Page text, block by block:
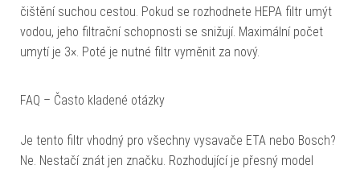
čištění suchou cestou. Pokud se rozhodnete HEPA filtr umýt
vodou, jeho filtrační schopnosti se snižují. Maximální počet
umytí je 3×. Poté je nutné filtr vyměnit za nový.
FAQ – Často kladené otázky
Je tento filtr vhodný pro všechny vysavače ETA nebo Bosch?
Ne. Nestačí znát jen značku. Rozhodující je přesný model